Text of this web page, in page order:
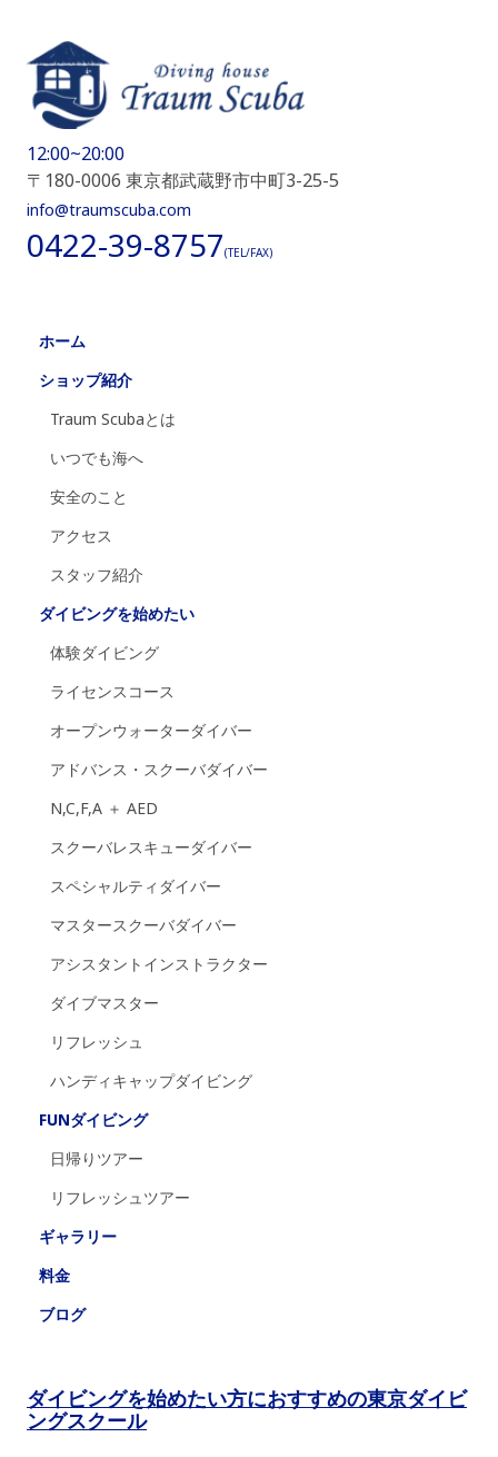
12:00~20:00
〒180-0006 東京都武蔵野市中町3-25-5
info@traumscuba.com
0422-39-8757(TEL/FAX)
ホーム
ショップ紹介
Traum Scubaとは
いつでも海へ
安全のこと
アクセス
スタッフ紹介
ダイビングを始めたい
体験ダイビング
ライセンスコース
オープンウォーターダイバー
アドバンス・スクーバダイバー
N,C,F,A ＋ AED
スクーバレスキューダイバー
スペシャルティダイバー
マスタースクーバダイバー
アシスタントインストラクター
ダイブマスター
リフレッシュ
ハンディキャップダイビング
FUNダイビング
日帰りツアー
リフレッシュツアー
ギャラリー
料金
ブログ
ダイビングを始めたい方におすすめの東京ダイビ
ングスクール